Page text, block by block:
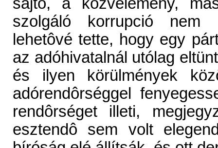
szolgáló korrupció nem
lehetôvé tette, hogy egy
az adóhivatalnál utólag
és ilyen körülmények
adórendôrséggel
rendôrséget illeti,
esztendô sem volt